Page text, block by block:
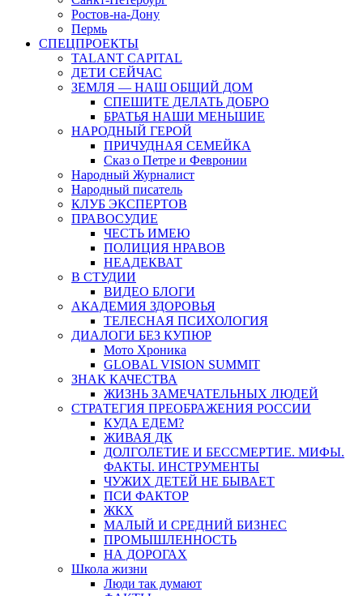
Ростов-на-Дону
Пермь
СПЕЦПРОЕКТЫ
TALANT CAPITAL
ДЕТИ СЕЙЧАС
ЗЕМЛЯ — НАШ ОБЩИЙ ДОМ
СПЕШИТЕ ДЕЛАТЬ ДОБРО
БРАТЬЯ НАШИ МЕНЬШИЕ
НАРОДНЫЙ ГЕРОЙ
ПРИЧУДНАЯ СЕМЕЙКА
Сказ о Петре и Февронии
Народный Журналист
Народный писатель
КЛУБ ЭКСПЕРТОВ
ПРАВОСУДИЕ
ЧЕСТЬ ИМЕЮ
ПОЛИЦИЯ НРАВОВ
НЕАДЕКВАТ
В СТУДИИ
ВИДЕО БЛОГИ
АКАДЕМИЯ ЗДОРОВЬЯ
ТЕЛЕСНАЯ ПСИХОЛОГИЯ
ДИАЛОГИ БЕЗ КУПЮР
Мото Хроника
GLOBAL VISION SUMMIT
ЗНАК КАЧЕСТВА
ЖИЗНЬ ЗАМЕЧАТЕЛЬНЫХ ЛЮДЕЙ
СТРАТЕГИЯ ПРЕОБРАЖЕНИЯ РОССИИ
КУДА ЕДЕМ?
ЖИВАЯ ДК
ДОЛГОЛЕТИЕ И БЕССМЕРТИЕ. МИФЫ.
ФАКТЫ. ИНСТРУМЕНТЫ
ЧУЖИХ ДЕТЕЙ НЕ БЫВАЕТ
ПСИ ФАКТОР
ЖКХ
МАЛЫЙ И СРЕДНИЙ БИЗНЕС
ПРОМЫШЛЕННОСТЬ
НА ДОРОГАХ
Школа жизни
Люди так думают